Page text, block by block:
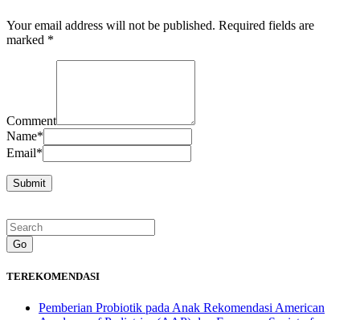
Your email address will not be published. Required fields are
marked *
Comment
Name*
Email*
Go
TEREKOMENDASI
Pemberian Probiotik pada Anak Rekomendasi American